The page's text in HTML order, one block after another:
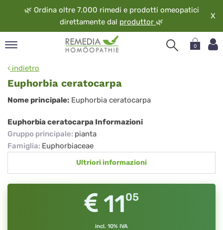
🌿 Ordina oltre 7.000 rimedi e prodotti omeopatici
direttamente dal produttor 🌿
X
0
indietro
Euphorbia ceratocarpa
Euphorbia
ceratocarpa
Nome principale: Euphorbia ceratocarpa
Euphorbia ceratocarpa Informazioni
Gruppo principale: pianta
Famiglia: Euphorbiaceae
Ultriori informazioni
1105
incl. 10% IVA